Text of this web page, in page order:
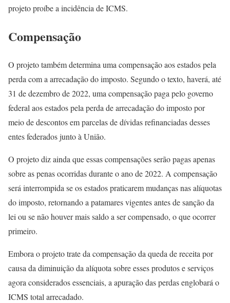
projeto proíbe a incidência de ICMS.
Compensação
O projeto também determina uma compensação aos estados pela
perda com a arrecadação do imposto. Segundo o texto, haverá, até
31 de dezembro de 2022, uma compensação paga pelo governo
federal aos estados pela perda de arrecadação do imposto por
meio de descontos em parcelas de dívidas refinanciadas desses
entes federados junto à União.
O projeto diz ainda que essas compensações serão pagas apenas
sobre as penas ocorridas durante o ano de 2022. A compensação
será interrompida se os estados praticarem mudanças nas alíquotas
do imposto, retornando a patamares vigentes antes de sanção da
lei ou se não houver mais saldo a ser compensado, o que ocorrer
primeiro.
Embora o projeto trate da compensação da queda de receita por
causa da diminuição da alíquota sobre esses produtos e serviços
agora considerados essenciais, a apuração das perdas englobará o
ICMS total arrecadado.